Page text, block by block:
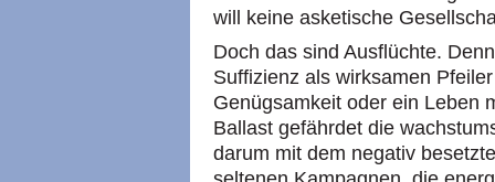
will keine asketische
Doch das sind Ausflüchte.
Suffizienz als wirksamen
Genügsamkeit oder ein Leben
Ballast gefährdet die
darum mit dem negativ